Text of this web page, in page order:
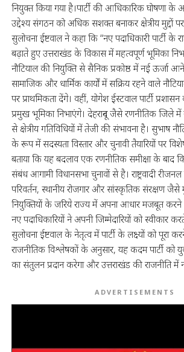
नियुक्त किया गया है।पार्टी की आधिकारिक घोषणा
उद्देश्य संगठन को अधिक सशक्त बनाकर क्षेत्रीय मुद्दों पर
सुलोचना ईष्टवाल ने कहा कि “नए पदाधिकारी पार्टी के
बढ़ाते हुए उत्तराखंड के विकास में महत्वपूर्ण भूमिका
नौटियाल की नियुक्ति से सैनिक प्रकोष्ठ में नई ऊर्जा
सामाजिक और धार्मिक कार्यों में सक्रिय रहने वाले
पर प्राथमिकता देंगे। वहीं, योगेश ईस्टवाल पार्टी
प्रमुख भूमिका निभाएंगे। देहरादून जैसे रणनीतिक जिले
से क्षेत्रीय गतिविधियों में तेजी की संभावना है। सुभाष
के रूप में सदस्यता विस्तार और चुनावी तैयारियों पर विशेष
बताया कि यह बदलाव एक रणनीतिक समीक्षा के बाद
संबंध आगामी विधानसभा चुनावों से है। राष्ट्रवादी रीजनल
परिवर्तन, स्थानीय रोजगार और सांस्कृतिक संरक्षण जैसे
नियुक्तियों के जरिये राज्य में अपना आधार मजबूत करने
नए पदाधिकारियों ने अपनी जिम्मेदारियों को स्वीकार
सुलोचना ईष्टवाल के नेतृत्व में पार्टी के लक्ष्यों को पूरा
राजनीतिक विश्लेषकों के अनुसार, यह कदम पार्टी को
का संतुलन प्रदान करेगा और उत्तराखंड की राजनीति में
ADVERTISEMENTS